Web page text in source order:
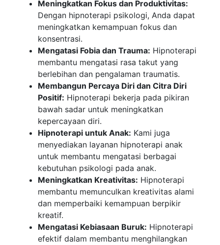
Meningkatkan Fokus dan Produktivitas:
Dengan hipnoterapi psikologi, Anda dapat
meningkatkan kemampuan fokus dan
konsentrasi.
Mengatasi Fobia dan Trauma: Hipnoterapi
membantu mengatasi rasa takut yang
berlebihan dan pengalaman traumatis.
Membangun Percaya Diri dan Citra Diri
Positif: Hipnoterapi bekerja pada pikiran
bawah sadar untuk meningkatkan
kepercayaan diri.
Hipnoterapi untuk Anak: Kami juga
menyediakan layanan hipnoterapi anak
untuk membantu mengatasi berbagai
kebutuhan psikologi pada anak.
Meningkatkan Kreativitas: Hipnoterapi
membantu memunculkan kreativitas alami
dan memperbaiki kemampuan berpikir
kreatif.
Mengatasi Kebiasaan Buruk: Hipnoterapi
efektif dalam membantu menghilangkan